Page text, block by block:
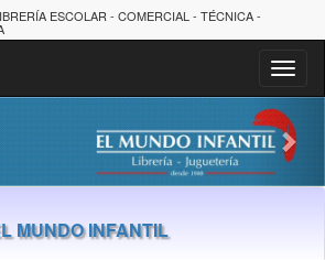
ESCOLAR - COMERCIAL - TÉCNICA -
MUNDO INFANTIL